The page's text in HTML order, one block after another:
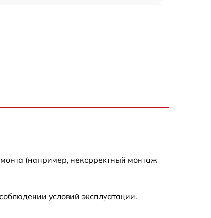
(например, некорректный монтаж
условий эксплуатации.